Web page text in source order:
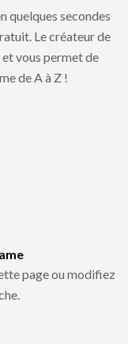
quelques secondes
Le créateur de
vous permet de
de A à Z !
page ou modifiez